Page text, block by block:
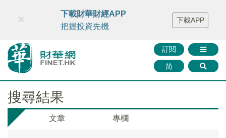
財華智庫網 FINTV FINMETA 財華證券 媒體矩陣
智庫沙龍
聯絡我們
訂閱
简
×
下載財華財經APP
把握投資先機
下載APP
搜尋結果
文章 專欄